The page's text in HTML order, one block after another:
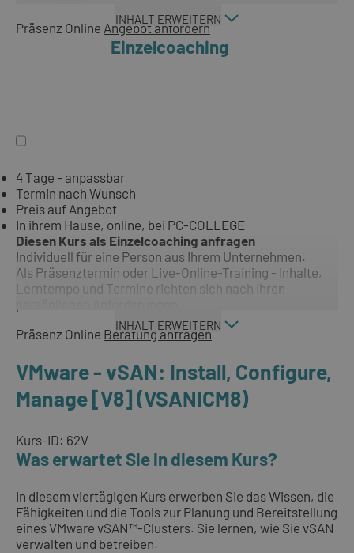
INHALT ERWEITERN
Präsenz Online Angebot anfordern
Einzelcoaching
4 Tage - anpassbar
Termin nach Wunsch
Preis auf Angebot
In ihrem Hause, online, bei PC-COLLEGE
Diesen Kurs als Einzelcoaching anfragen
Individuell für eine Person aus Ihrem Unternehmen.
Als Präsenztermin oder Live-Online-Training - Inhalte,
Lerntempo und Termine richten sich nach Ihren
INHALT ERWEITERN
Präsenz Online Beratung anfragen
VMware - vSAN: Install, Configure,
Manage [V8] (VSANICM8)
Kurs-ID: 62V
Was erwartet Sie in diesem Kurs?
In diesem viertägigen Kurs erwerben Sie das Wissen, die
Fähigkeiten und die Tools zur Planung und Bereitstellung
eines VMware vSAN™-Clusters. Sie lernen, wie Sie vSAN
verwalten und betreiben.